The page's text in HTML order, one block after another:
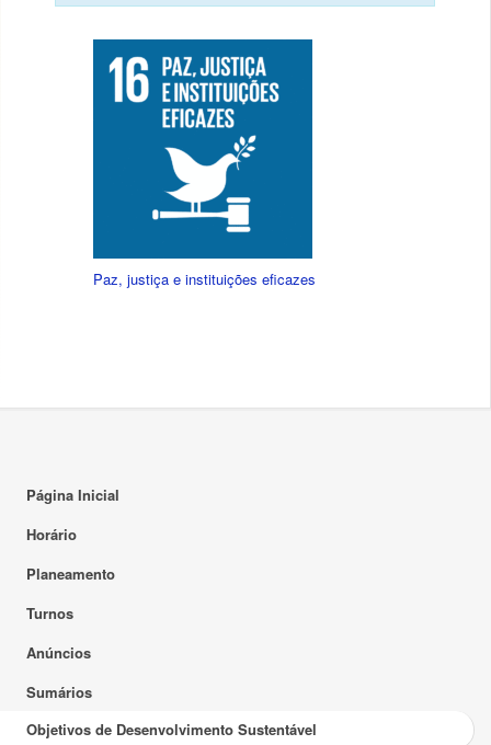
Paz, justiça e instituições eficazes
Página Inicial
Horário
Planeamento
Turnos
Anúncios
Sumários
Objetivos de Desenvolvimento Sustentável